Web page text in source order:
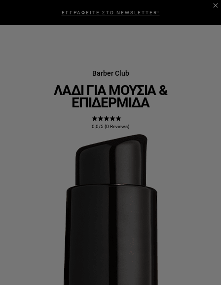
ΕΓΓΡΑΦΕΙΤΕ ΣΤΟ NEWSLETTER!
Barber Club
ΛΆΔΙ ΓΙΑ ΜΟΎΣΙΑ &
ΕΠΙΔΕΡΜΊΔΑ
0,0/5 (0 Reviews)